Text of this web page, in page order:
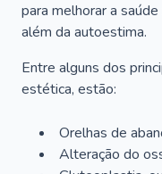
para melhorar a
além da autoestima.
Entre alguns dos
estética, estão:
Orelhas de
Alteração do